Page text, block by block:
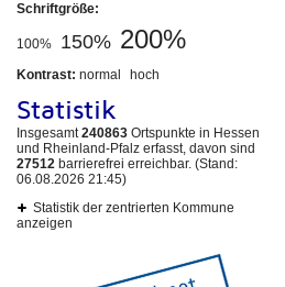
Schriftgröße:
100% 150% 200%
Kontrast: normal hoch
Statistik
Insgesamt240863 Ortspunkte in Hessen
und Rheinland-Pfalz erfasst, davon sind
27512 barrierefrei erreichbar. (Stand:
06.08.2026 21:45)
Statistik der zentrierten Kommune
anzeigen